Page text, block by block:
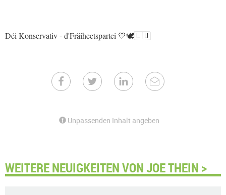
Déi Konservativ - d'Fräiheetspartei 💙🕊🇱🇺
Unpassenden Inhalt angeben
WEITERE NEUIGKEITEN VON JOE THEIN >